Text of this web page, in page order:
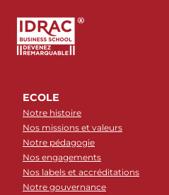
ECOLE
Notre histoire
Nos missions et valeurs
Notre pédagogie
Nos engagements
Nos labels et accréditations
Notre gouvernance